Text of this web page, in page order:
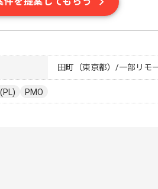
田町（東京都）/一部リモ
PMO